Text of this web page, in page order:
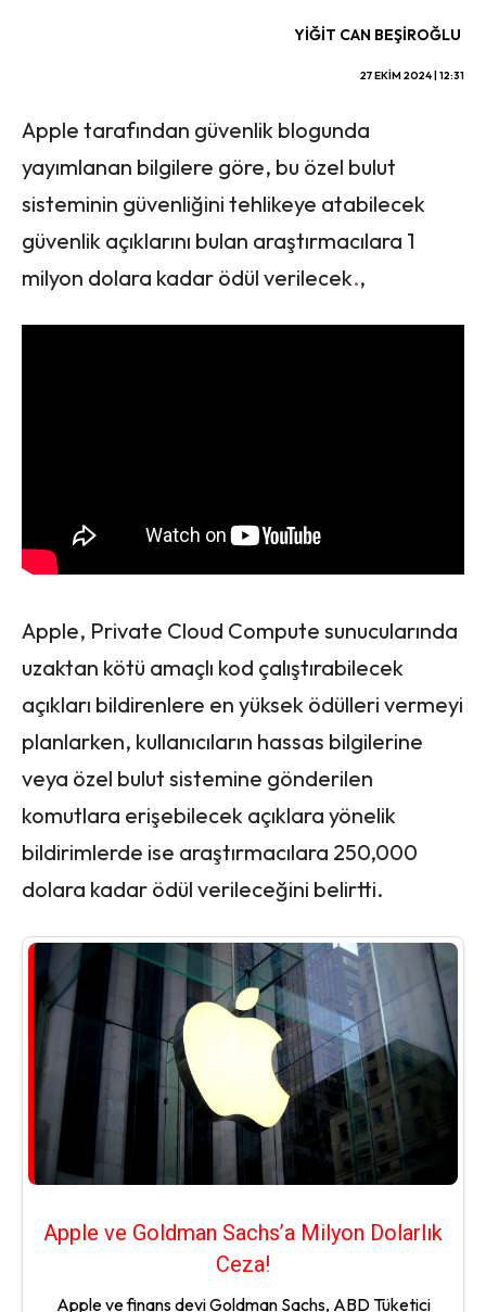
YIĞIT CAN BEŞIROĞLU
27 EKIM 2024 | 12:31
Apple tarafından güvenlik blogunda
yayımlanan bilgilere göre, bu özel bulut
sisteminin güvenliğini tehlikeye atabilecek
güvenlik açıklarını bulan araştırmacılara 1
milyon dolara kadar ödül verilecek.,
Apple, Private Cloud Compute sunucularında
uzaktan kötü amaçlı kod çalıştırabilecek
açıkları bildirenlere en yüksek ödülleri vermeyi
planlarken, kullanıcıların hassas bilgilerine
veya özel bulut sistemine gönderilen
komutlara erişebilecek açıklara yönelik
bildirimlerde ise araştırmacılara 250,000
dolara kadar ödül verileceğini belirtti.
Apple ve Goldman Sachs’a Milyon Dolarlık
Ceza!
Apple ve finans devi Goldman Sachs, ABD Tüketici